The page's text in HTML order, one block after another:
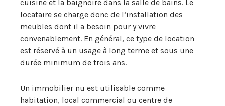
cuisine et la baignoire dans la salle de bains. Le
locataire se charge donc de l’installation des
meubles dont il a besoin pour y vivre
convenablement. En général, ce type de location
est réservé à un usage à long terme et sous une
durée minimum de trois ans.
Un immobilier nu est utilisable comme
habitation, local commercial ou centre de